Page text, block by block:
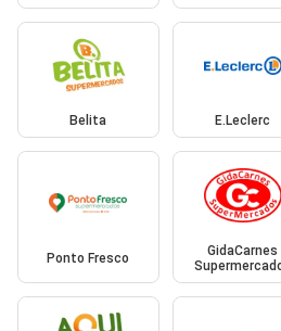
Belita E.Leclerc
Ponto Fresco
GidaCarnes